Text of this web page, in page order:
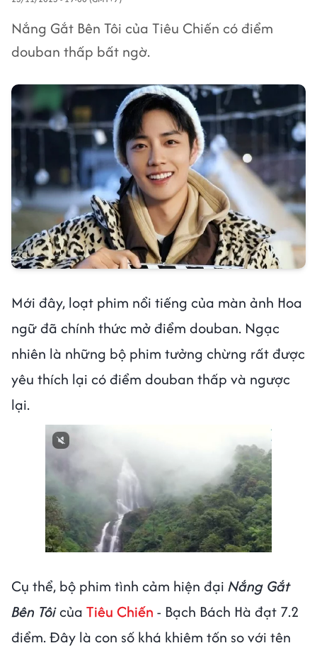
Nắng Gắt Bên Tôi của Tiêu Chiến có điểm
douban thấp bất ngờ.
Mới đây, loạt phim nổi tiếng của màn ảnh Hoa
ngữ đã chính thức mở điểm douban. Ngạc
nhiên là những bộ phim tưởng chừng rất được
yêu thích lại có điểm douban thấp và ngược
lại.
Next video in 3 Cancel
Cụ thể, bộ phim tình cảm hiện đại Nắng Gắt
Bên Tôicủa Tiêu Chiến - Bạch Bách Hà đạt 7.2
điểm. Đây là con số khá khiêm tốn so với tên